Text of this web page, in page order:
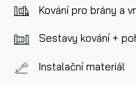
Kování pro brány a
Sestavy kování +
Instalační materiál